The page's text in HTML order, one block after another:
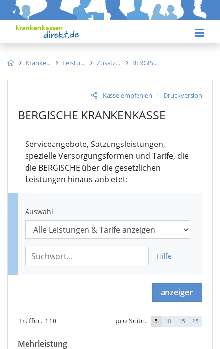
Kranke Leistu Zusatz BERGIS
Kasse empfehlen | Druckversion
BERGISCHE KRANKENKASSE
Serviceangebote, Satzungsleistungen,
spezielle Versorgungsformen und Tarife, die
die BERGISCHE über die gesetzlichen
Leistungen hinaus anbietet:
Auswahl
Hilfe
anzeigen
Treffer: 110 pro Seite: 5 10 15 25
Mehrleistung